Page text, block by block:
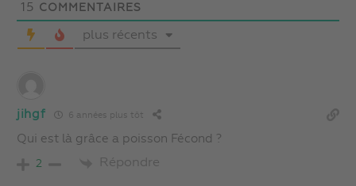
15 COMMENTAIRES
plus récents
jihgf 6 années plus tôt
Qui est là grâce a poisson Fécond ?
2 Répondre